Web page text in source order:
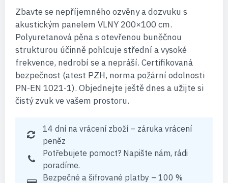
Zbavte se nepříjemného ozvěny a dozvuku s
akustickým panelem VLNY 200×100 cm.
Polyuretanová pěna s otevřenou buněčnou
strukturou účinně pohlcuje střední a vysoké
frekvence, nedrobí se a nepráší. Certifikovaná
bezpečnost (atest PZH, norma požární odolnosti
PN-EN 1021-1). Objednejte ještě dnes a užijte si
čistý zvuk ve vašem prostoru.
14 dní na vrácení zboží – záruka vrácení
peněz
Potřebujete pomoct? Napište nám, rádi
poradíme.
Bezpečné a šifrované platby – 100 %